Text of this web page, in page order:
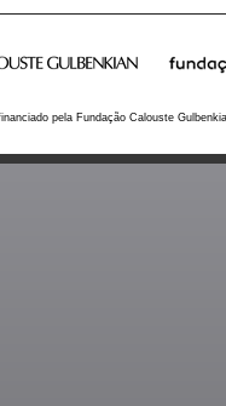
pela Fundação Calouste